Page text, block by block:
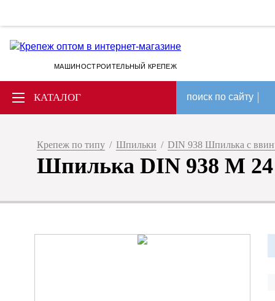
МАШИНОСТРОИТЕЛЬНЫЙ КРЕПЕЖ
КАТАЛОГ поиск по сайту
Крепеж по типу / Шпильки / DIN 938 Шпилька с
Шпилька DIN 938 M 24